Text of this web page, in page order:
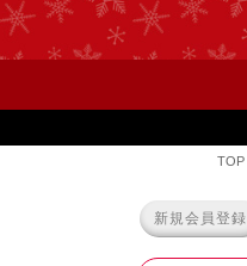
TOP
新規会員登録